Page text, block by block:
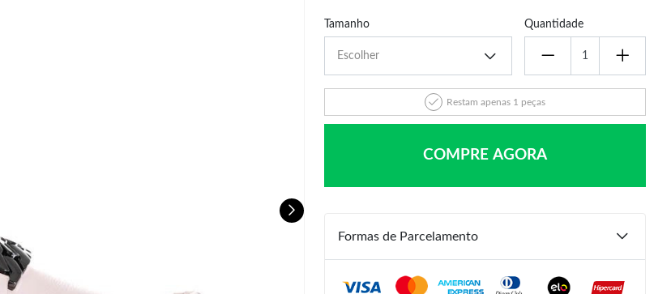
Tamanho Quantidade
Restam apenas 1 peças
COMPRE AGORA
Formas de Parcelamento